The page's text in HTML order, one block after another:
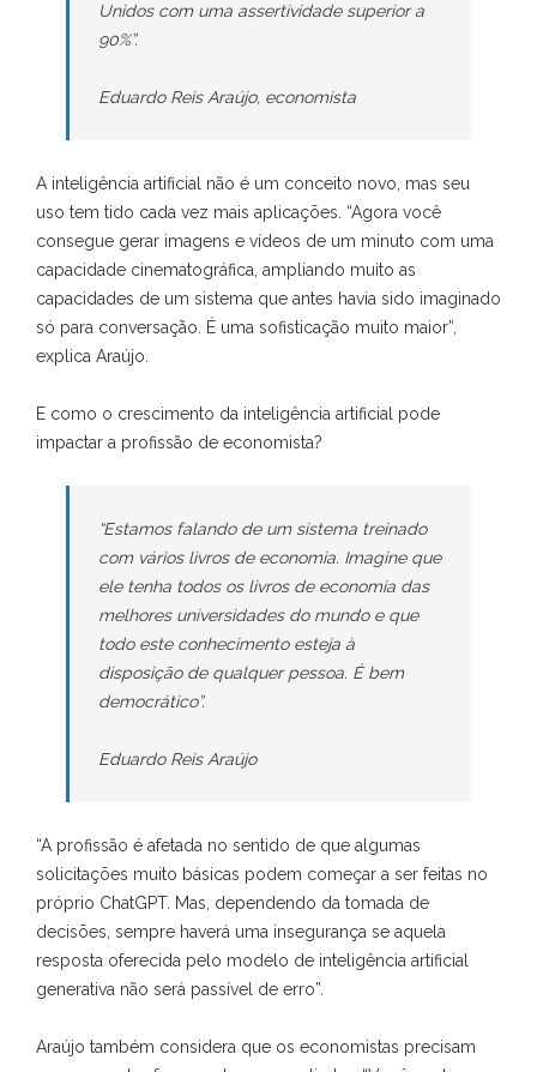
Unidos com uma assertividade superior a
90%”.
Eduardo Reis Araújo, economista
A inteligência artificial não é um conceito novo, mas seu
uso tem tido cada vez mais aplicações. “Agora você
consegue gerar imagens e vídeos de um minuto com uma
capacidade cinematográfica, ampliando muito as
capacidades de um sistema que antes havia sido imaginado
só para conversação. É uma sofisticação muito maior”,
explica Araújo.
E como o crescimento da inteligência artificial pode
impactar a profissão de economista?
“Estamos falando de um sistema treinado
com vários livros de economia. Imagine que
ele tenha todos os livros de economia das
melhores universidades do mundo e que
todo este conhecimento esteja à
disposição de qualquer pessoa. É bem
democrático”.
Eduardo Reis Araújo
“A profissão é afetada no sentido de que algumas
solicitações muito básicas podem começar a ser feitas no
próprio ChatGPT. Mas, dependendo da tomada de
decisões, sempre haverá uma insegurança se aquela
resposta oferecida pelo modelo de inteligência artificial
generativa não será passível de erro”.
Araújo também considera que os economistas precisam